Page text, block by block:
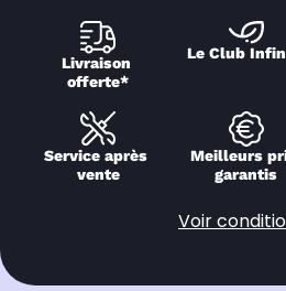
Livraison
offerte*
Le Club
Service après
vente
Meilleurs
garantis
Voir